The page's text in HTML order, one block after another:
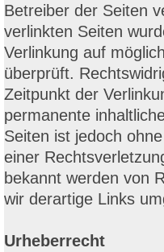
Betreiber der Seiten
verlinkten Seiten
Verlinkung auf
überprüft.
Zeitpunkt der
permanente
Seiten ist jedoch
einer
bekannt werden von
wir derartige Links
Urheberrecht